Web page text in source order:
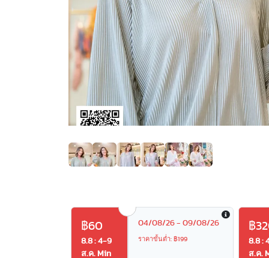
฿60
8.8 : 4-9
ส.ค. Min
04/08/26 - 09/08/26
ราคาขั้นต่ำ: ฿199
฿
8.8 :
ส.ค.